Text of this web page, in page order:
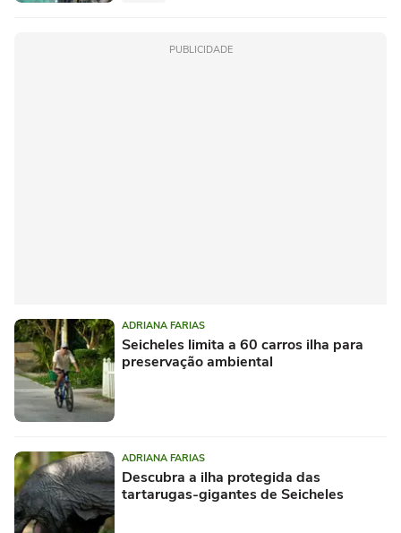
PUBLICIDADE
ADRIANA FARIAS
Seicheles limita a 60 carros ilha para
preservação ambiental
ADRIANA FARIAS
Descubra a ilha protegida das
tartarugas-gigantes de Seicheles